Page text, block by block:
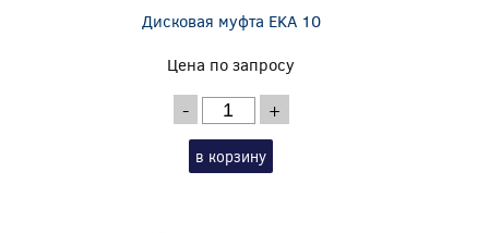
Дисковая муфта EKA 10
Цена по запросу
- +
в корзину